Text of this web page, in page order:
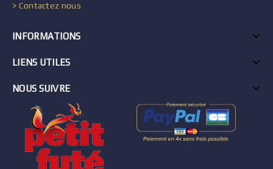
> Contactez nous
INFORMATIONS
LIENS UTILES
NOUS SUIVRE